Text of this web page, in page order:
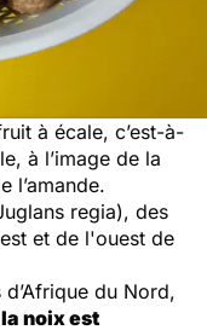
à écale, c’est-à-
à l’image de la
l’amande.
regia), des
et de l'ouest de
du Nord,
la noix est